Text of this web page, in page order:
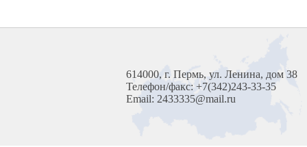
614000, г. Пермь, ул. Ленина, дом 38
Телефон/факс: +7(342)243-33-35
Email: 2433335@mail.ru